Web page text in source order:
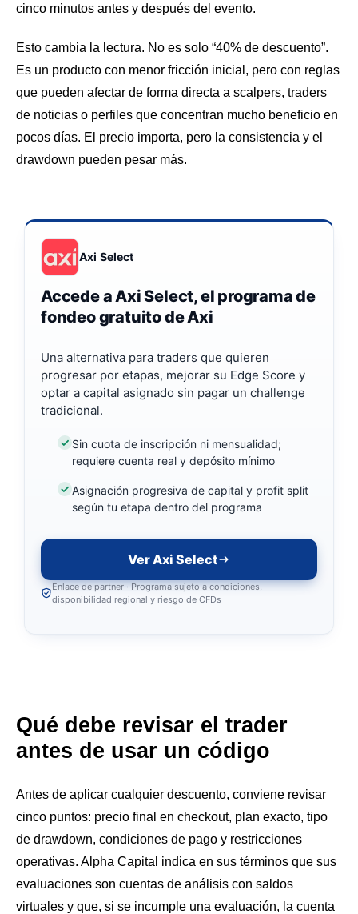
cinco minutos antes y después del evento.
Esto cambia la lectura. No es solo “40% de descuento”.
Es un producto con menor fricción inicial, pero con reglas
que pueden afectar de forma directa a scalpers, traders
de noticias o perfiles que concentran mucho beneficio en
pocos días. El precio importa, pero la consistencia y el
drawdown pueden pesar más.
Axi Select
Accede a Axi Select, el programa de
fondeo gratuito de Axi
Una alternativa para traders que quieren
progresar por etapas, mejorar su Edge Score y
optar a capital asignado sin pagar un challenge
tradicional.
Sin cuota de inscripción ni mensualidad;
requiere cuenta real y depósito mínimo
Asignación progresiva de capital y profit split
según tu etapa dentro del programa
Ver Axi Select
Enlace de partner · Programa sujeto a condiciones,
disponibilidad regional y riesgo de CFDs
Qué debe revisar el trader
antes de usar un código
Antes de aplicar cualquier descuento, conviene revisar
cinco puntos: precio final en checkout, plan exacto, tipo
de drawdown, condiciones de pago y restricciones
operativas. Alpha Capital indica en sus términos que sus
evaluaciones son cuentas de análisis con saldos
virtuales y que, si se incumple una evaluación, la cuenta